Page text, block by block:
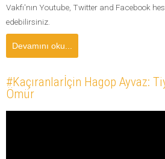
Vakfı'nın Youtube, Twitter and Facebook
edebilirsiniz.
Devamını oku...
#Kaçıranlarİçin Hagop Ayvaz:
Ömür